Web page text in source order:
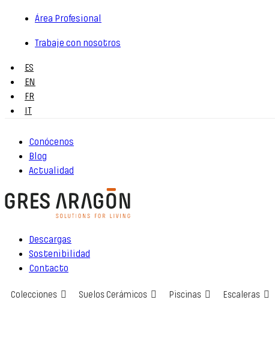
Área Profesional
Trabaje con nosotros
ES
EN
FR
IT
Conócenos
Blog
Actualidad
Descargas
Sostenibilidad
Contacto
Colecciones Suelos Cerámicos Piscinas Escaleras